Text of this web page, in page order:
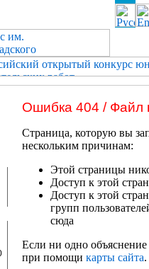
Ошибка 404 / Файл
Страница, которую вы
нескольким причинам:
Этой страницы
Доступ к этой
Доступ к этой
групп
сюда
Если ни одно объяснение
при помощи карты сайта.